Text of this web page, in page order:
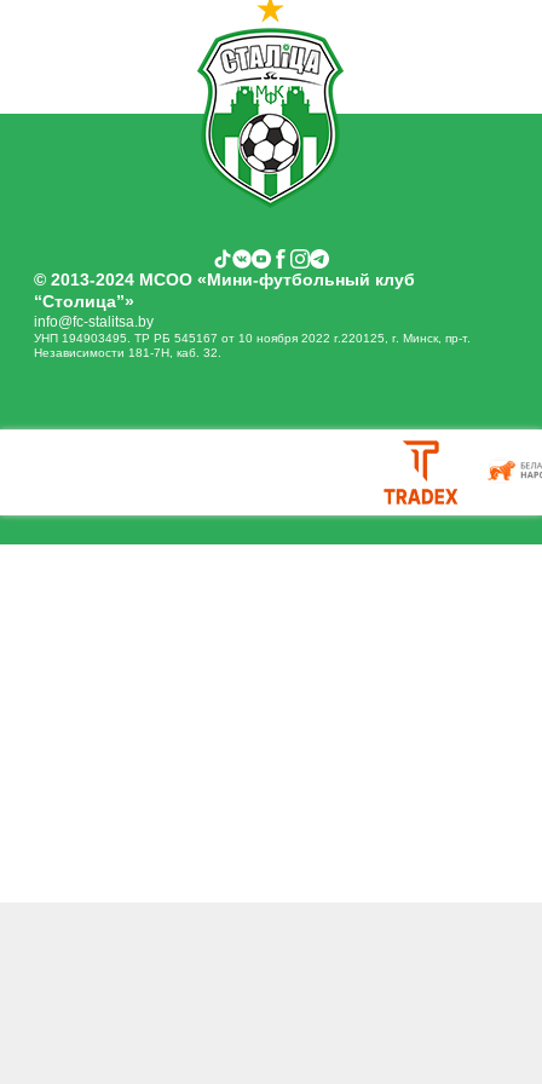
© 2013-2024 МСОО «Мини-футбольный клуб
“Столица”»
info@fc-stalitsa.by
УНП 194903495. ТР РБ 545167 от 10 ноября 2022 г.220125, г. Минск, пр-т.
Независимости 181-7Н, каб. 32.